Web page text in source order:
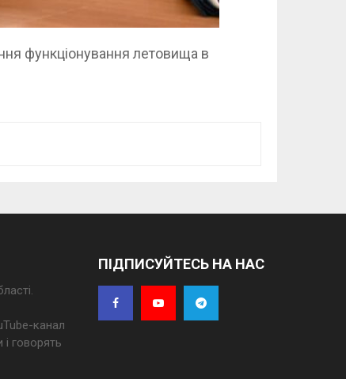
функціонування летовища в
канал
говорять
ПІДПИСУЙТЕСЬ НА НАС